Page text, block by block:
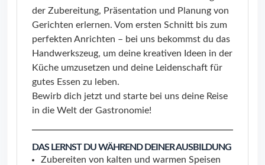
der Zubereitung, Präsentation und Planung von
Gerichten erlernen. Vom ersten Schnitt bis zum
perfekten Anrichten – bei uns bekommst du das
Handwerkszeug, um deine kreativen Ideen in der
Küche umzusetzen und deine Leidenschaft für
gutes Essen zu leben.
Bewirb dich jetzt und starte bei uns deine Reise
in die Welt der Gastronomie!
DAS LERNST DU WÄHREND DEINER AUSBILDUNG
Zubereiten von kalten und warmen Speisen